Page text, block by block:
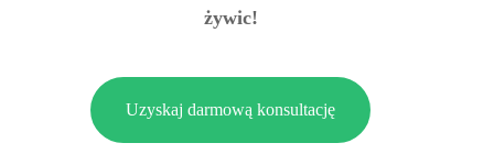
żywic!
Uzyskaj darmową konsultację